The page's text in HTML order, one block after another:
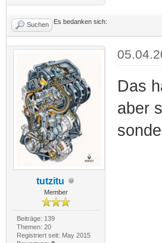
Suchen Es bedanken sich:
tutzitu
Member
Beiträge: 139
Themen: 20
Registriert seit: May 2015
Das
aber